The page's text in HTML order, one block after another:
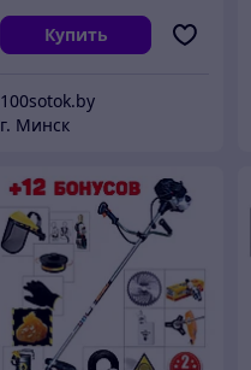
Купить
100sotok.by
г. Минск